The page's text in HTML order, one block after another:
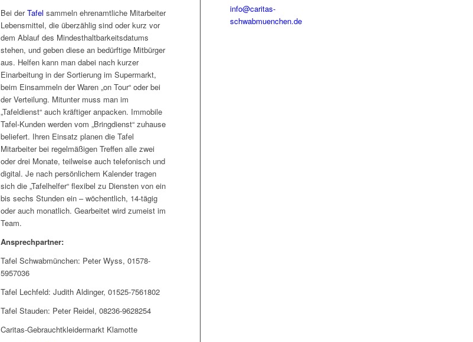
Bei derTafel sammeln ehrenamtliche Mitarbeiter
Lebensmittel, die überzählig sind oder kurz vor
dem Ablauf des Mindesthaltbarkeitsdatums
stehen, und geben diese an bedürftige Mitbürger
aus. Helfen kann man dabei nach kurzer
Einarbeitung in der Sortierung im Supermarkt,
beim Einsammeln der Waren „on Tour“ oder bei
der Verteilung. Mitunter muss man im
„Tafeldienst“ auch kräftiger anpacken. Immobile
Tafel-Kunden werden vom „Bringdienst“ zuhause
beliefert. Ihren Einsatz planen die Tafel
Mitarbeiter bei regelmäßigen Treffen alle zwei
oder drei Monate, teilweise auch telefonisch und
digital. Je nach persönlichem Kalender tragen
sich die „Tafelhelfer“ flexibel zu Diensten von ein
bis sechs Stunden ein – wöchentlich, 14-tägig
oder auch monatlich. Gearbeitet wird zumeist im
Team.
Ansprechpartner:
Tafel Schwabmünchen: Peter Wyss, 01578-
5957036
Tafel Lechfeld: Judith Aldinger, 01525-7561802
Tafel Stauden: Peter Reidel, 08236-9628254
Caritas-Gebrauchtkleidermarkt Klamotte
info@caritas-
schwabmuenchen.de